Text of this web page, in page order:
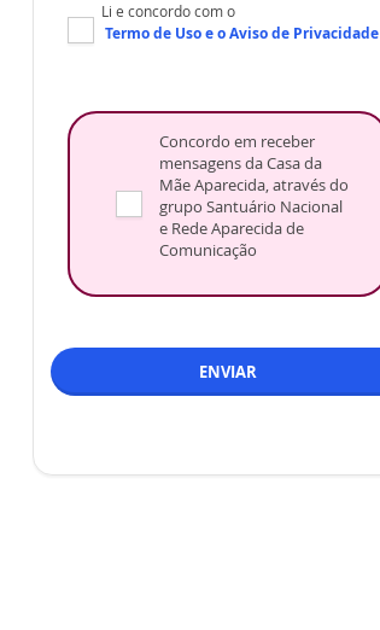
Li e concordo com o
Termo de Usoe oAviso de Privacidade
Concordo em receber
mensagens da Casa da
Mãe Aparecida, através do
grupo Santuário Nacional
e Rede Aparecida de
Comunicação
ENVIAR